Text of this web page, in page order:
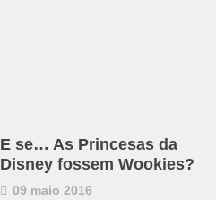
E se… As Princesas da
Disney fossem Wookies?
09 maio 2016